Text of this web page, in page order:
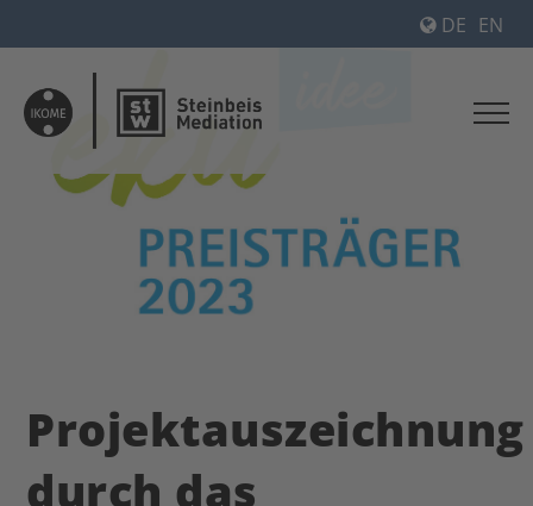
DE EN
Projektauszeichnung
durch das